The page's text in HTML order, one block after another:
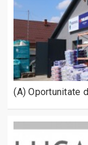
(A) Oportunitate